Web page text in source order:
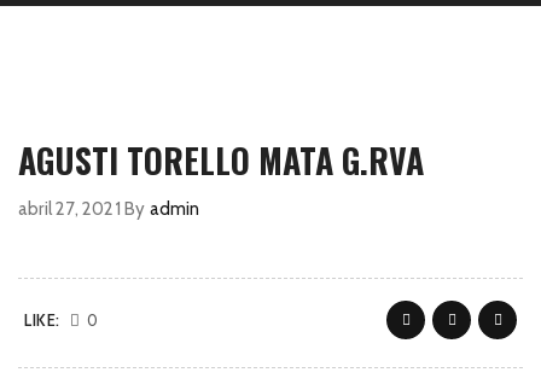
AGUSTI TORELLO MATA G.RVA
abril 27, 2021 By admin
LIKE: 0